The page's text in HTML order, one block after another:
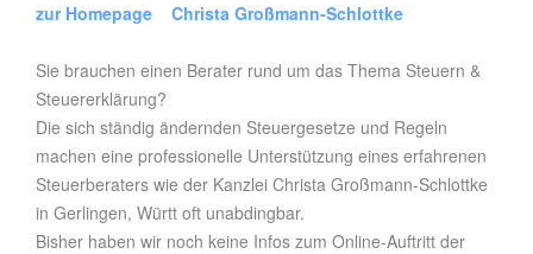
zur Homepage Christa Großmann-Schlottke
Sie brauchen einen Berater rund um das Thema Steuern &
Steuererklärung?
Die sich ständig ändernden Steuergesetze und Regeln
machen eine professionelle Unterstützung eines erfahrenen
Steuerberaters wie der Kanzlei Christa Großmann-Schlottke
in Gerlingen, Württ oft unabdingbar.
Bisher haben wir noch keine Infos zum Online-Auftritt der